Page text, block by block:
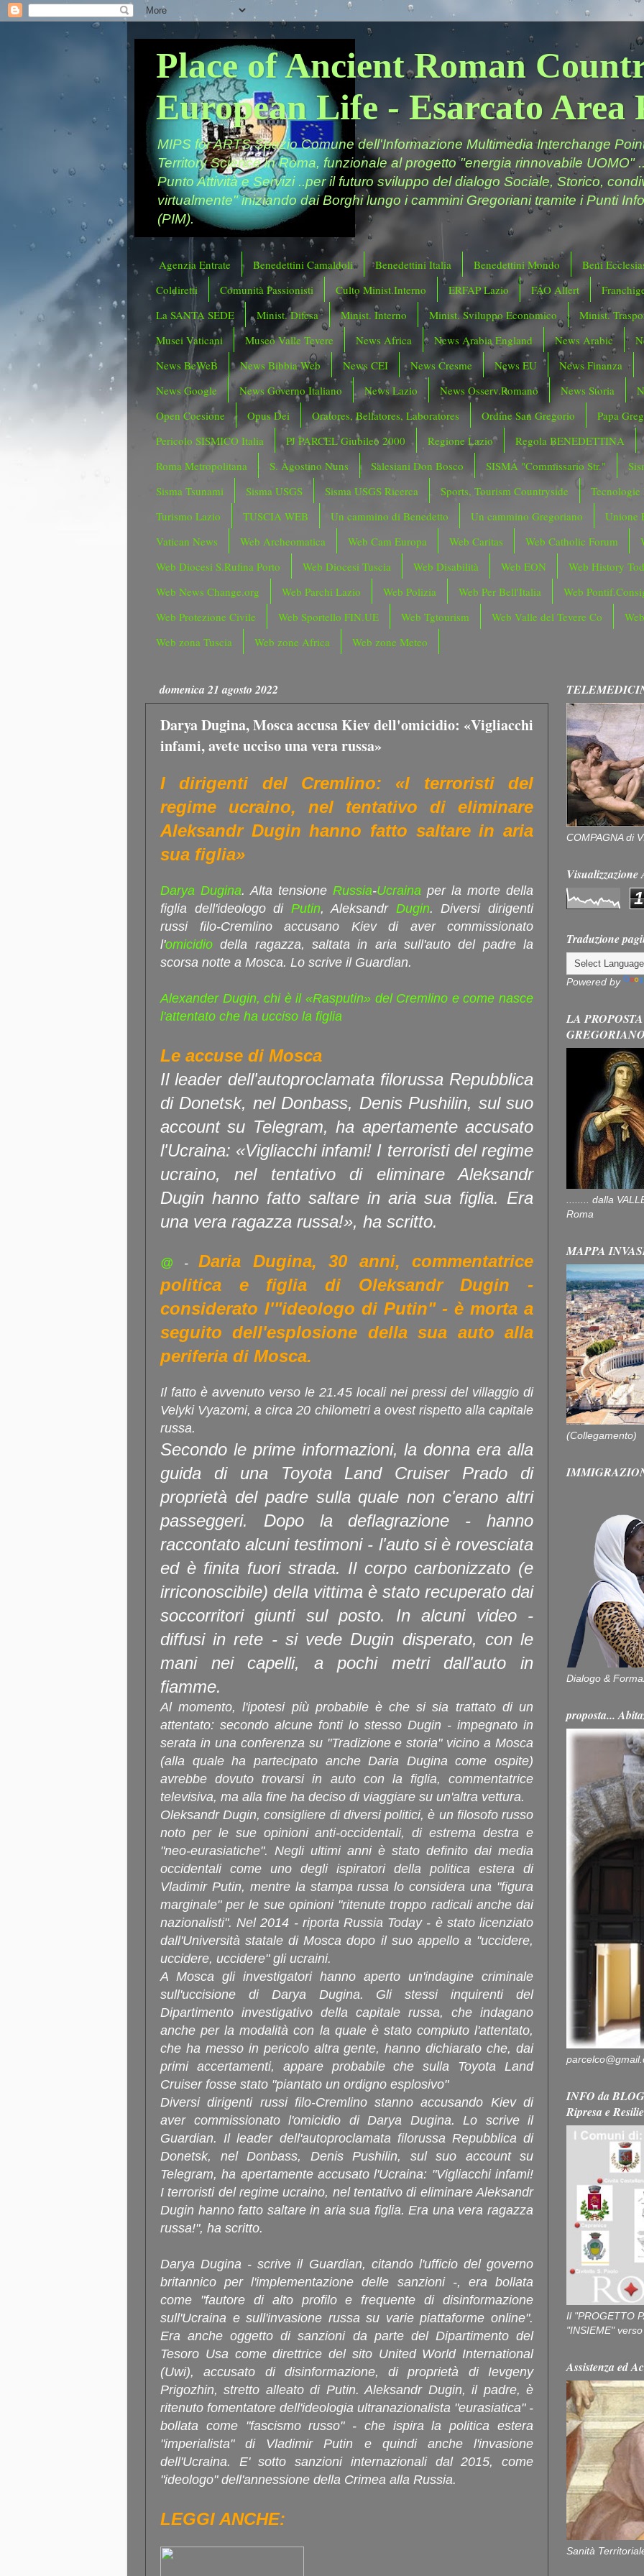
Place of Ancient Roman
European Life - Esarcato Area
MIPS for ARTS Spazio Comune dell'Informazione Multimedia Interchange
Territory Science in Roma, funzionale al progetto "energia rinnovabile UOMO"
Punto Attività e Servizi ..per il futuro sviluppo del dialogo Sociale, Storico,
virtualmente" iniziando dai Borghi lungo i cammini Gregoriani tramite i Punti
(PIM).
Agenzia Entrate Benedettini Camaldoli Benedettini Italia Benedettini Mondo
Beni
Coldiretti
Comunità Passionisti Culto Minist.Interno ERFAP Lazio FAO Allert
La SANTA SEDE
Minist. Difesa Minist. Interno Minist. Sviluppo Economico
Minist.
Musei Vaticani
Museo Valle Tevere News Africa News Arabia England News Arabic
News BeWeB
News Bibbia Web News CEI News Cresme News EU
News Finanza
News Google
News Governo Italiano News Lazio News Osserv.Romano News Storia
Open Coesione
Opus Dei Oratores, Bellatores, Laboratores Ordine San Gregorio
Papa
Pericolo SISMICO Italia
PJ PARCEL Giubileo 2000 Regione Lazio
Regola BENEDETTINA
Roma Metropolitana
S. Agostino Nuns Salesiani Don Bosco SISMA "Commissario Str."
Sisma Tsunami
Sisma USGS Sisma USGS Ricerca Sports, Tourism Countryside
Tecnologie
Turismo Lazio
TUSCIA WEB Un cammino di Benedetto Un cammino Gregoriano
Unione
Vatican News
Web Archeomatica Web Cam Europa Web Caritas Web Catholic Forum
Web Diocesi S.Rufina Porto
Web Diocesi Tuscia Web Disabilità Web EON
Web History
Web News Change.org
Web Parchi Lazio Web Polizia Web Per Bell'Italia
Web
Web Protezione Civile
Web Sportello FIN.UE Web Tgtourism Web Valle del Tevere Co
Web zona Tuscia
Web zone Africa Web zone Meteo
domenica 21 agosto 2022
Darya Dugina, Mosca accusa Kiev dell'omicidio: «Vigliacchi
infami, avete ucciso una vera russa»
I dirigenti del Cremlino: «I terroristi del
regime ucraino, nel tentativo di eliminare
Aleksandr Dugin hanno fatto saltare in aria
sua figlia»
Darya Dugina. Alta tensione Russia-Ucraina per la morte della
figlia dell'ideologo di Putin, Aleksandr Dugin. Diversi dirigenti
russi filo-Cremlino accusano Kiev di aver commissionato
l'omicidio della ragazza, saltata in aria sull'auto del padre la
scorsa notte a Mosca. Lo scrive il Guardian.
Alexander Dugin, chi è il «Rasputin» del Cremlino e come nasce
l'attentato che ha ucciso la figlia
Le accuse di Mosca
Il leader dell'autoproclamata filorussa Repubblica
di Donetsk, nel Donbass, Denis Pushilin, sul suo
account su Telegram, ha apertamente accusato
l'Ucraina: «Vigliacchi infami! I terroristi del regime
ucraino, nel tentativo di eliminare Aleksandr
Dugin hanno fatto saltare in aria sua figlia. Era
una vera ragazza russa!», ha scritto.
@ - Daria Dugina, 30 anni, commentatrice
politica e figlia di Oleksandr Dugin -
considerato l'"ideologo di Putin" - è morta a
seguito dell'esplosione della sua auto alla
periferia di Mosca.
Il fatto è avvenuto verso le 21.45 locali nei pressi del villaggio di
Velyki Vyazomi, a circa 20 chilometri a ovest rispetto alla capitale
russa.
Secondo le prime informazioni, la donna era alla
guida di una Toyota Land Cruiser Prado di
proprietà del padre sulla quale non c'erano altri
passeggeri. Dopo la deflagrazione - hanno
raccontato alcuni testimoni - l'auto si è rovesciata
ed è finita fuori strada. Il corpo carbonizzato (e
irriconoscibile) della vittima è stato recuperato dai
soccorritori giunti sul posto. In alcuni video -
diffusi in rete - si vede Dugin disperato, con le
mani nei capelli, a pochi metri dall'auto in
fiamme.
Al momento, l'ipotesi più probabile è che si sia trattato di un
attentato: secondo alcune fonti lo stesso Dugin - impegnato in
serata in una conferenza su "Tradizione e storia" vicino a Mosca
(alla quale ha partecipato anche Daria Dugina come ospite)
avrebbe dovuto trovarsi in auto con la figlia, commentatrice
televisiva, ma alla fine ha deciso di viaggiare su un'altra vettura.
Oleksandr Dugin, consigliere di diversi politici, è un filosofo russo
noto per le sue opinioni anti-occidentali, di estrema destra e
"neo-eurasiatiche". Negli ultimi anni è stato definito dai media
occidentali come uno degli ispiratori della politica estera di
Vladimir Putin, mentre la stampa russa lo considera una "figura
marginale" per le sue opinioni "ritenute troppo radicali anche dai
nazionalisti". Nel 2014 - riporta Russia Today - è stato licenziato
dall'Università statale di Mosca dopo il suo appello a "uccidere,
uccidere, uccidere" gli ucraini.
A Mosca gli investigatori hanno aperto un'indagine criminale
sull'uccisione di Darya Dugina. Gli stessi inquirenti del
Dipartimento investigativo della capitale russa, che indagano
anche per la modalità con la quale è stato compiuto l'attentato,
che ha messo in pericolo altra gente, hanno dichiarato che, dai
primi accertamenti, appare probabile che sulla Toyota Land
Cruiser fosse stato "piantato un ordigno esplosivo"
Diversi dirigenti russi filo-Cremlino stanno accusando Kiev di
aver commissionato l'omicidio di Darya Dugina. Lo scrive il
Guardian. Il leader dell'autoproclamata filorussa Repubblica di
Donetsk, nel Donbass, Denis Pushilin, sul suo account su
Telegram, ha apertamente accusato l'Ucraina: "Vigliacchi infami!
I terroristi del regime ucraino, nel tentativo di eliminare Aleksandr
Dugin hanno fatto saltare in aria sua figlia. Era una vera ragazza
russa!", ha scritto.
Darya Dugina - scrive il Guardian, citando l'ufficio del governo
britannico per l'implementazione delle sanzioni -, era bollata
come "fautore di alto profilo e frequente di disinformazione
sull'Ucraina e sull'invasione russa su varie piattaforme online".
Era anche oggetto di sanzioni da parte del Dipartimento del
Tesoro Usa come direttrice del sito United World International
(Uwi), accusato di disinformazione, di proprietà di Ievgeny
Prigozhin, stretto alleato di Putin. Aleksandr Dugin, il padre, è
ritenuto fomentatore dell'ideologia ultranazionalista "eurasiatica" -
bollata come "fascismo russo" - che ispira la politica estera
"imperialista" di Vladimir Putin e quindi anche l'invasione
dell'Ucraina. E' sotto sanzioni internazionali dal 2015, come
"ideologo" dell'annessione della Crimea alla Russia.
LEGGI ANCHE:
COMPAGNA di
1
Traduzione
Powered by
LA
........ dalla
Roma
MAPPA
(Collegamento)
Dialogo &
proposta...
INFO da
Ripresa e
Il "PROGETTO
"INSIEME"
Assistenza ed
Sanità